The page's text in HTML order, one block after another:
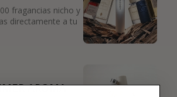
fragancias nicho y
directamente a tu
AROMA